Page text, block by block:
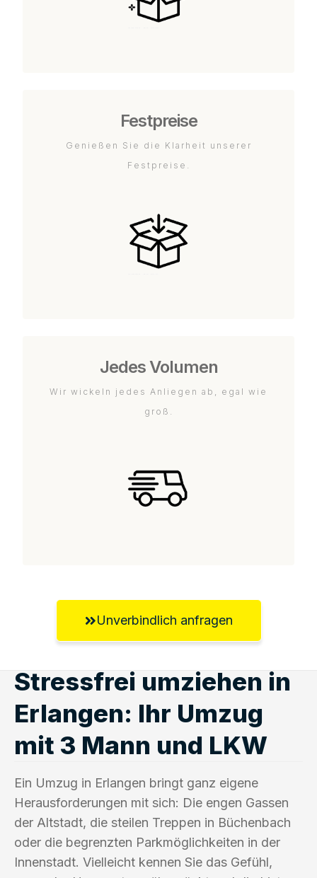
Festpreise
Genießen Sie die Klarheit unserer
Festpreise.
Jedes Volumen
Wir wickeln jedes Anliegen ab, egal wie
groß.
Unverbindlich anfragen
Stressfrei umziehen in
Erlangen: Ihr Umzug
mit 3 Mann und LKW
Ein Umzug in Erlangen bringt ganz eigene
Herausforderungen mit sich: Die engen Gassen
der Altstadt, die steilen Treppen in Büchenbach
oder die begrenzten Parkmöglichkeiten in der
Innenstadt. Vielleicht kennen Sie das Gefühl,